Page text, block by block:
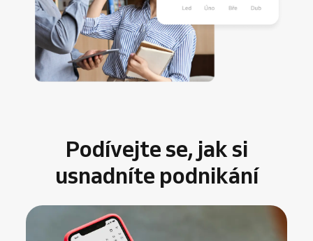
Podívejte se, jak si
usnadníte podnikání